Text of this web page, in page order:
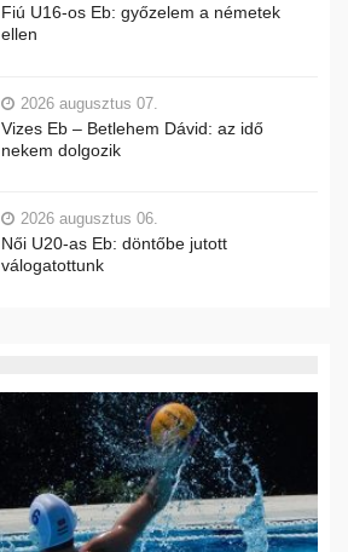
Fiú U16-os Eb: győzelem a németek
ellen
2026 augusztus 07.
Vizes Eb – Betlehem Dávid: az idő
nekem dolgozik
2026 augusztus 06.
Női U20-as Eb: döntőbe jutott
válogatottunk